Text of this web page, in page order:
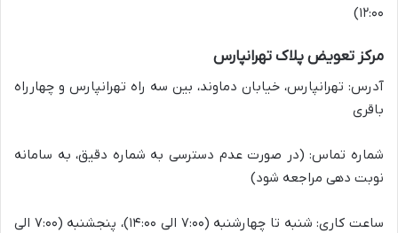
۱۲:۰۰)
مرکز تعویض پلاک تهرانپارس
آدرس: تهرانپارس، خیابان دماوند، بین سه راه تهرانپارس و چهارراه
باقری
شماره تماس: (در صورت عدم دسترسی به شماره دقیق، به سامانه
نوبت دهی مراجعه شود)
ساعت کاری: شنبه تا چهارشنبه (۷:۰۰ الی ۱۴:۰۰)، پنجشنبه (۷:۰۰ الی